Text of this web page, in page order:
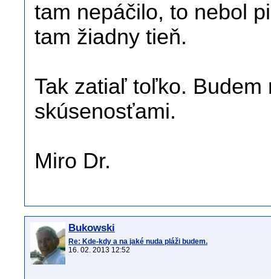
tam nepáčilo, to nebol
tam žiadny tieň.
Tak zatiaľ toľko.
skúsenosťami.
Miro Dr.
Bukowski
Re: Kde-kdy a na jaké nuda pláži budem.
16. 02. 2013 12:52